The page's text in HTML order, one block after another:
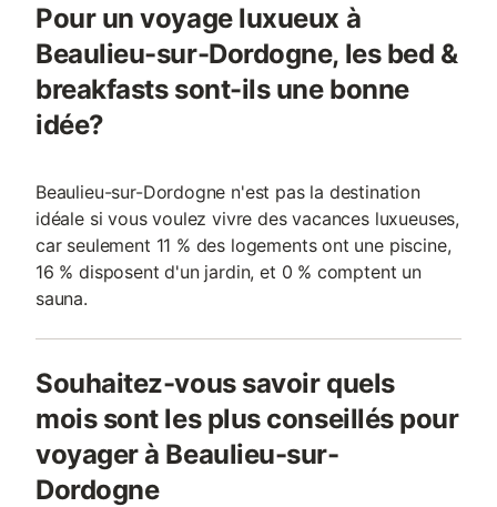
Pour un voyage luxueux à
Beaulieu-sur-Dordogne, les bed &
breakfasts sont-ils une bonne
idée?
Beaulieu-sur-Dordogne n'est pas la destination
idéale si vous voulez vivre des vacances luxueuses,
car seulement 11 % des logements ont une piscine,
16 % disposent d'un jardin, et 0 % comptent un
sauna.
Souhaitez-vous savoir quels
mois sont les plus conseillés pour
voyager à Beaulieu-sur-
Dordogne